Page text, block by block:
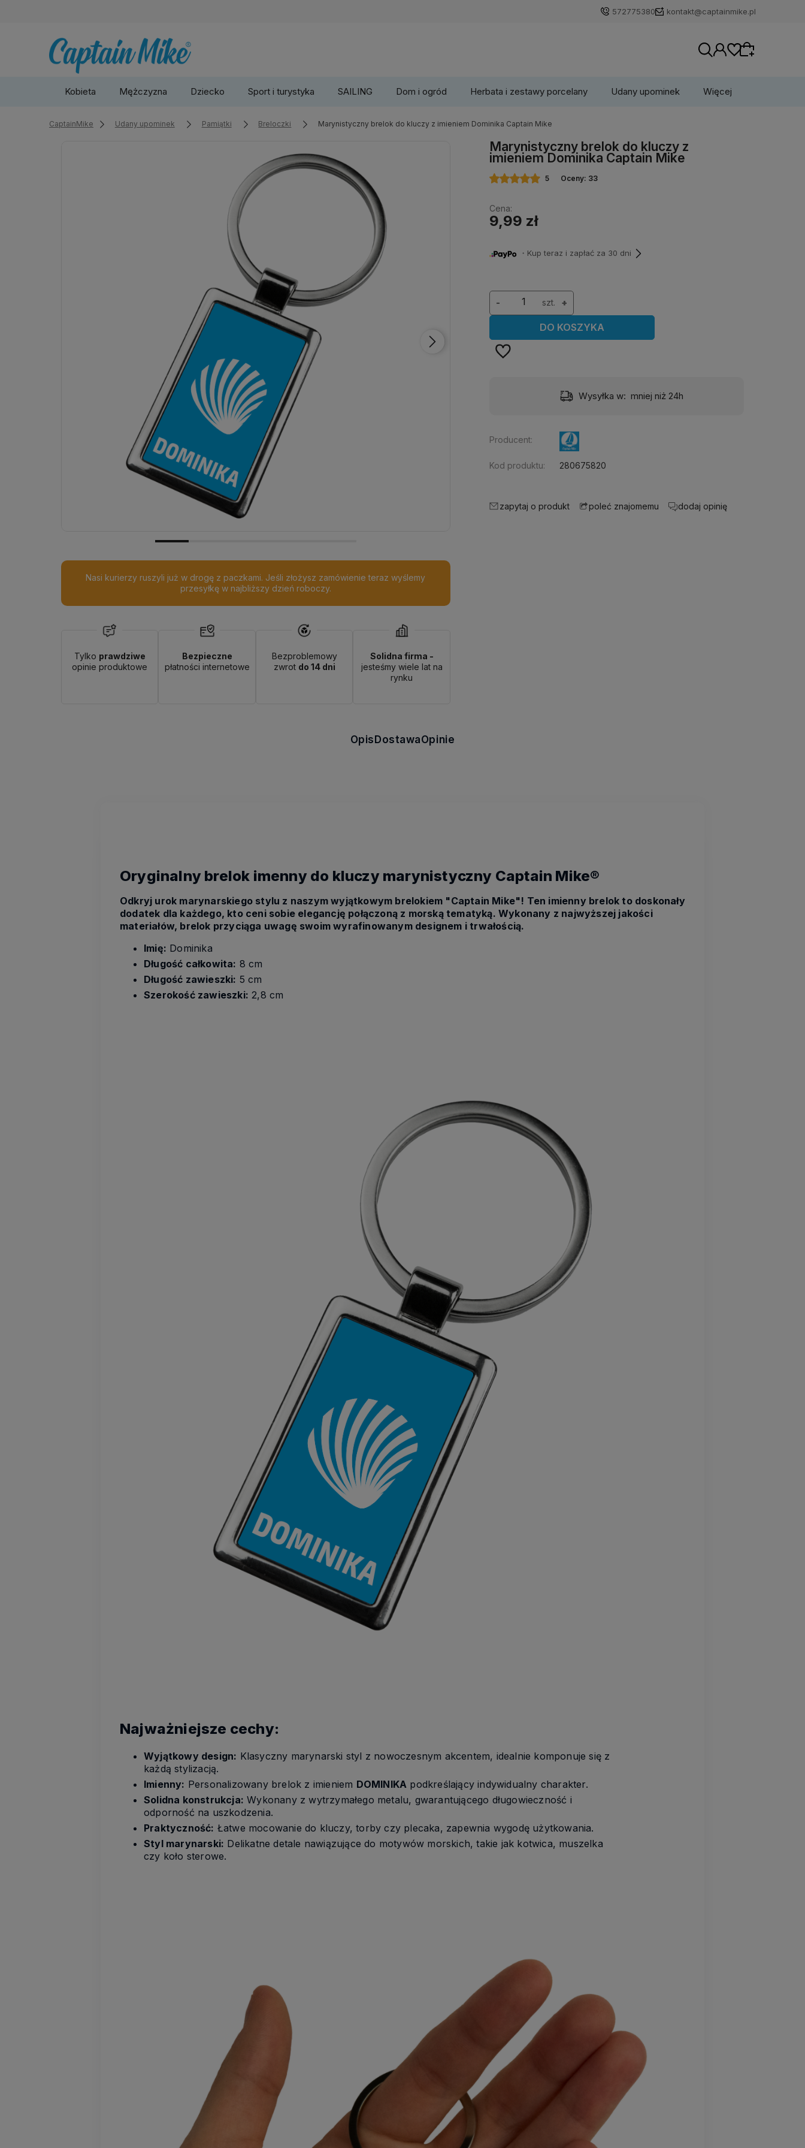
572775380 kontakt@captainmike.pl
Wybierz coś dla siebie z naszej aktualnej
oferty lub zaloguj się, aby przywrócić dodane
produkty do listy z poprzedniej sesji.
Kobieta Mężczyzna Dziecko Sport i turystyka SAILING Dom i ogród Herbata i zestawy porcelany Udany upominek Więcej
CaptainMike Udany upominek Pamiątki Breloczki Marynistyczny brelok do kluczy z imieniem Dominika Captain Mike
Nasi kurierzy ruszyli już w drogę z paczkami. Jeśli złożysz zamówienie teraz wyślemy
przesyłkę w najbliższy dzień roboczy.
Tylko prawdziwe
opinie produktowe
Bezpieczne
płatności internetowe
Bezproblemowy
zwrot do 14 dni
Solidna firma -
jesteśmy wiele lat na
rynku
Marynistyczny brelok do kluczy z
imieniem Dominika Captain Mike
5 Oceny: 33
Cena:
9,99 zł
・Kup teraz i zapłać za 30 dni
szt. +
-
DO KOSZYKA
- Punkty ORLEN Paczka Wysyłka w: mniej niż 24h
Producent:
Kod produktu: 280675820
zapytaj o produkt poleć znajomemu dodaj opinię
OpisDostawaOpinie
Oryginalny brelok imenny do kluczy marynistyczny Captain Mike®
Odkryj urok marynarskiego stylu z naszym wyjątkowym brelokiem "Captain Mike"! Ten imienny brelok to doskonały
dodatek dla każdego, kto ceni sobie elegancję połączoną z morską tematyką. Wykonany z najwyższej jakości
materiałów, brelok przyciąga uwagę swoim wyrafinowanym designem i trwałością.
Imię: Dominika
Długość całkowita: 8 cm
Długość zawieszki: 5 cm
Szerokość zawieszki: 2,8 cm
Najważniejsze cechy:
Wyjątkowy design: Klasyczny marynarski styl z nowoczesnym akcentem, idealnie komponuje się z
każdą stylizacją.
Imienny: Personalizowany brelok z imieniem DOMINIKA podkreślający indywidualny charakter.
Solidna konstrukcja: Wykonany z wytrzymałego metalu, gwarantującego długowieczność i
odporność na uszkodzenia.
Praktyczność: Łatwe mocowanie do kluczy, torby czy plecaka, zapewnia wygodę użytkowania.
Styl marynarski: Delikatne detale nawiązujące do motywów morskich, takie jak kotwica, muszelka
czy koło sterowe.